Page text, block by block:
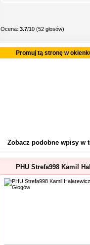
Ocena: 3.7/10 (52 głosów)
Promuj tą stronę w
Zobacz podobne wpisy w
PHU Strefa998 Kamil